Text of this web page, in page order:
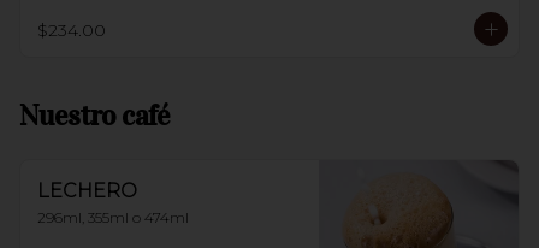
$234.00
Nuestro café
LECHERO
296ml, 355ml o 474ml